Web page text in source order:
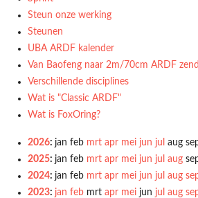
Steun onze werking
Steunen
UBA ARDF kalender
Van Baofeng naar 2m/70cm ARDF
Verschillende disciplines
Wat is "Classic ARDF"
Wat is FoxOring?
2026: jan feb mrt apr mei jun jul aug
2025: jan feb mrt apr mei jun jul aug
2024: jan feb mrt apr mei jun jul aug
2023: jan feb mrt apr mei jun jul aug